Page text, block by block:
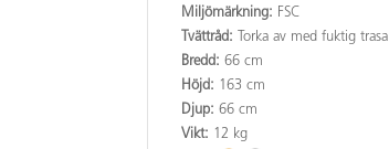
Miljömärkning: FSC
Tvättråd:
Torka av med fuktig trasa
Bredd: 66 cm
Höjd: 163 cm
Djup: 66 cm
Vikt: 12 kg